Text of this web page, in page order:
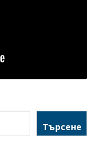
Търсене